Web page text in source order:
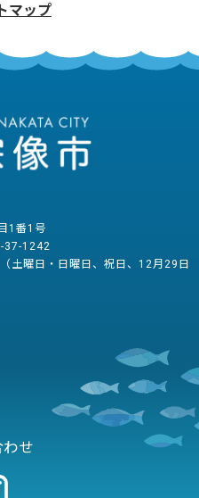
マップ
1番1号
37-1242
土曜日・日曜日、祝日、12月29日
せ